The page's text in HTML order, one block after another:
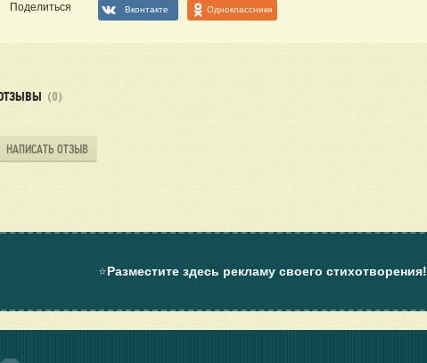
Поделиться Вконтакте Одноклассники
(0)
НАПИСАТЬ ОТЗЫВ
⭐Разместите здесь рекламу своего стихотворения!